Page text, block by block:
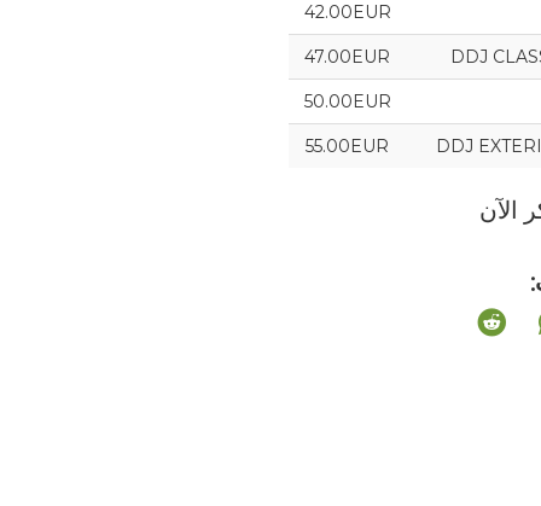
42.00EUR
DDJ
47.00EUR
50.00EUR
DDJ
55.00EUR
الآن